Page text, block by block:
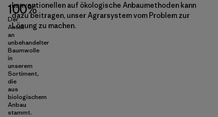
konventionellen auf ökologische Anbaumethoden kann
dazu beitragen, unser Agrarsystem vom Problem zur
Lösung zu machen.
100%
Der
Anteil
an
unbehandelter
Baumwolle
in
unserem
Sortiment,
die
aus
biologischem
Anbau
stammt.